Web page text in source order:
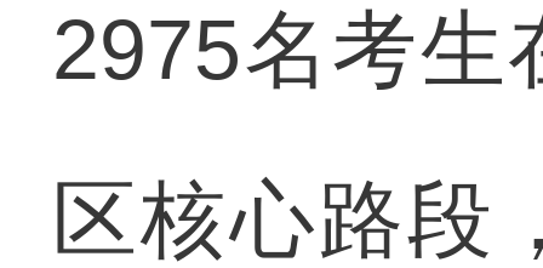
2975名考生
区核心路段